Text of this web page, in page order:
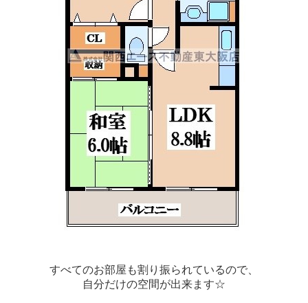
すべてのお部屋も割り振られているので、
自分だけの空間が出来ます☆